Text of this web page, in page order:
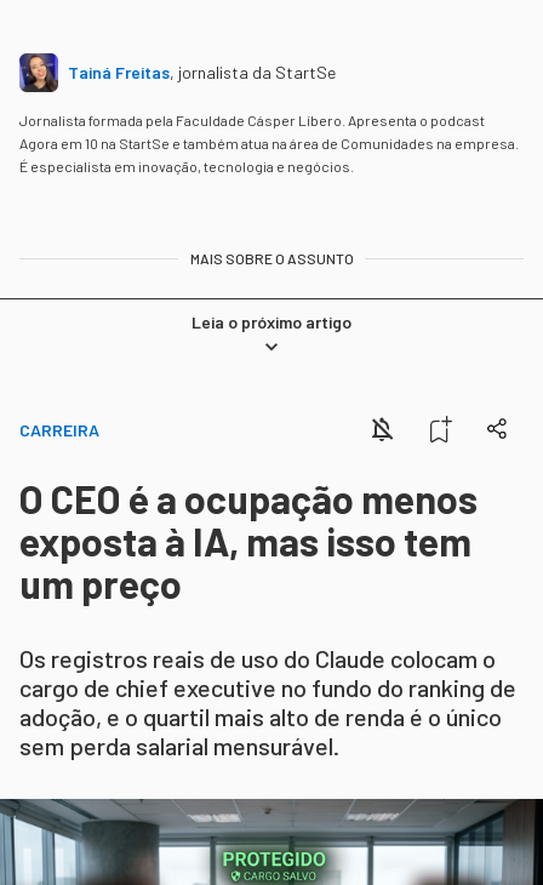
Tainá Freitas, jornalista da StartSe
Jornalista formada pela Faculdade Cásper Líbero. Apresenta o podcast
Agora em 10 na StartSe e também atua na área de Comunidades na empresa.
É especialista em inovação, tecnologia e negócios.
MAIS SOBRE O ASSUNTO
Leia o próximo artigo
CARREIRA
O CEO é a ocupação menos
exposta à IA, mas isso tem
um preço
Os registros reais de uso do Claude colocam o
cargo de chief executive no fundo do ranking de
adoção, e o quartil mais alto de renda é o único
sem perda salarial mensurável.